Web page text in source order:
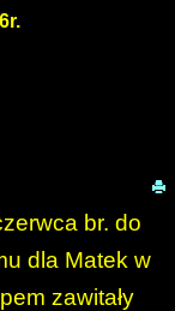
br. do
dla Matek w
zawitały